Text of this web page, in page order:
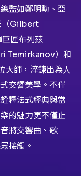
監如鄭明勳、亞
（Gilbert
匠布列茲
Temirkanov）和
師，淬鍊出為人
交響美學。不僅
釋法式經典與當
的魅力更不僅止
將交響曲、歌
接觸。